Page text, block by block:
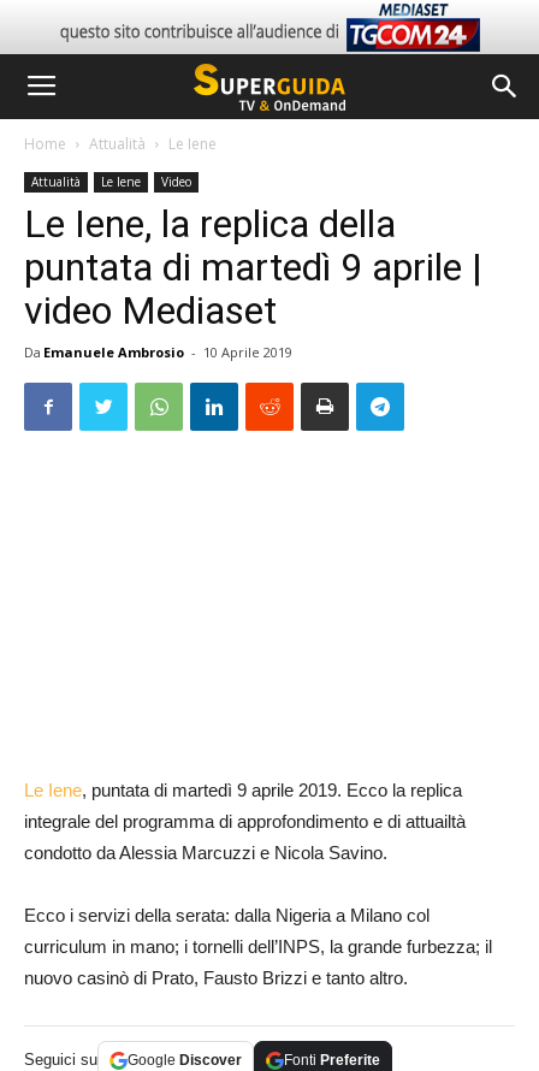
Home Attualità Le Iene
Attualità Le Iene Video
Le Iene, la replica della
puntata di martedì 9 aprile |
video Mediaset
Da Emanuele Ambrosio - 10 Aprile 2019
Le Iene, puntata di martedì 9 aprile 2019. Ecco la replica
integrale del programma di approfondimento e di attuailtà
condotto da Alessia Marcuzzi e Nicola Savino.
Ecco i servizi della serata: dalla Nigeria a Milano col
curriculum in mano; i tornelli dell’INPS, la grande furbezza; il
nuovo casinò di Prato, Fausto Brizzi e tanto altro.
Seguici su Google Discover Fonti Preferite